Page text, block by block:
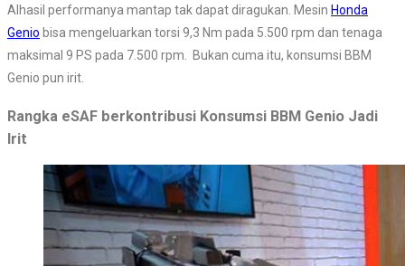
Alhasil performanya mantap tak dapat diragukan. Mesin Honda
Genio bisa mengeluarkan torsi 9,3 Nm pada 5.500 rpm dan tenaga
maksimal 9 PS pada 7.500 rpm. Bukan cuma itu, konsumsi BBM
Genio pun irit.
Rangka eSAF berkontribusi Konsumsi BBM Genio Jadi
Irit